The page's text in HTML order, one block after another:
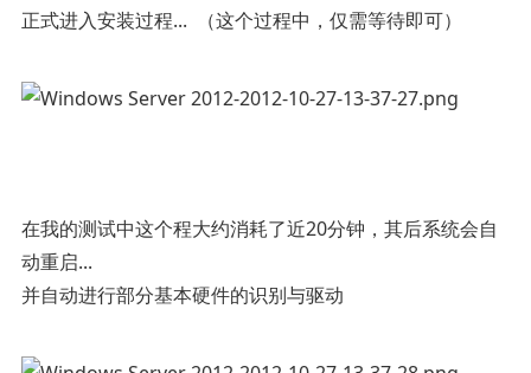
正式进入安装过程... （这个过程中，仅需等待即可）
在我的测试中这个程大约消耗了近20分钟，其后系统会自
动重启...
并自动进行部分基本硬件的识别与驱动